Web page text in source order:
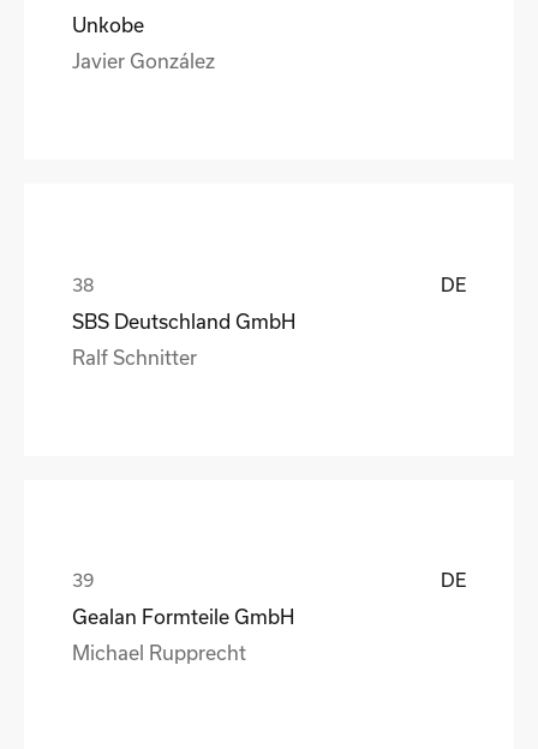
Unkobe
Javier González
DE
SBS Deutschland GmbH
Ralf Schnitter
DE
Gealan Formteile GmbH
Michael Rupprecht